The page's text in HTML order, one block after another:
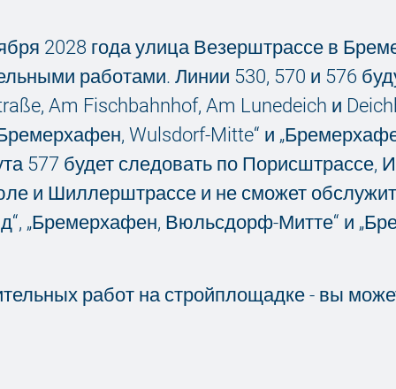
2028 года улица Везерштрассе в
работами. Линии 530, 570 и 576
Am Fischbahnhof, Am Lunedeich и
Wulsdorf-Mitte“ и
577 будет следовать по Порисштрассе,
и Шиллерштрассе и не сможет
„Бремерхафен, Вюльсдорф-Митте“ и
работ на стройплощадке - вы